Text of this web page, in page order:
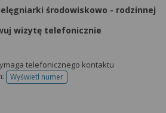
środowiskowo - rodzinnej
wizytę telefonicznie
telefonicznego kontaktu
Wyświetl numertelefonu do rejestracji